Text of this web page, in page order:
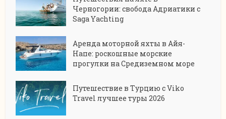
Черногории: свобода Адриатики с
Saga Yachting
Аренда моторной яхты в Айя-
Напе: роскошные морские
прогулки на Средиземном море
Путешествие в Турцию с Viko
Travel лучшее туры 2026